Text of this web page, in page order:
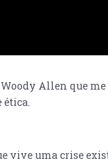
Allen que
ética.
vive uma crise